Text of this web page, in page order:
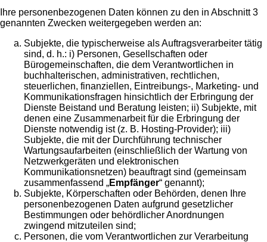
Ihre personenbezogenen Daten können zu den in Abschnitt 3
genannten Zwecken weitergegeben werden an:
Subjekte, die typischerweise als Auftragsverarbeiter tätig
sind, d. h.: i) Personen, Gesellschaften oder
Bürogemeinschaften, die dem Verantwortlichen in
buchhalterischen, administrativen, rechtlichen,
steuerlichen, finanziellen, Eintreibungs-, Marketing- und
Kommunikationsfragen hinsichtlich der Erbringung der
Dienste Beistand und Beratung leisten; ii) Subjekte, mit
denen eine Zusammenarbeit für die Erbringung der
Dienste notwendig ist (z. B. Hosting-Provider); iii)
Subjekte, die mit der Durchführung technischer
Wartungsaufarbeiten (einschließlich der Wartung von
Netzwerkgeräten und elektronischen
Kommunikationsnetzen) beauftragt sind (gemeinsam
zusammenfassend „Empfänger“ genannt);
Subjekte, Körperschaften oder Behörden, denen Ihre
personenbezogenen Daten aufgrund gesetzlicher
Bestimmungen oder behördlicher Anordnungen
zwingend mitzuteilen sind;
Personen, die vom Verantwortlichen zur Verarbeitung